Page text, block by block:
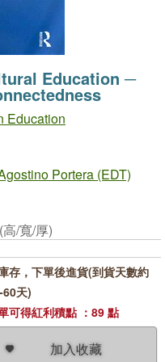
Education ─
Education
Portera (EDT)
/寬/厚)
加入收藏
存，下單後進貨(到貨天數約
天)
可得紅利積點 ：89 點